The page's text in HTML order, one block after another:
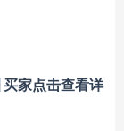
家点击查看详